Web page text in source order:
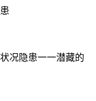
况隐患一一潜藏的